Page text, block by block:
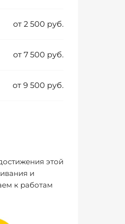
от 2 500 руб.
от 7 500 руб.
от 9 500 руб.
этой
и
к работам